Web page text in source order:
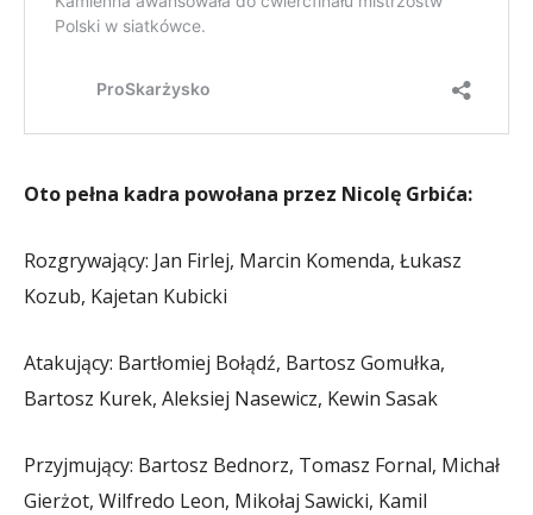
Oto pełna kadra powołana przez Nicolę Grbića:
Rozgrywający: Jan Firlej, Marcin Komenda, Łukasz
Kozub, Kajetan Kubicki
Atakujący: Bartłomiej Bołądź, Bartosz Gomułka,
Bartosz Kurek, Aleksiej Nasewicz, Kewin Sasak
Przyjmujący: Bartosz Bednorz, Tomasz Fornal, Michał
Gierżot, Wilfredo Leon, Mikołaj Sawicki, Kamil